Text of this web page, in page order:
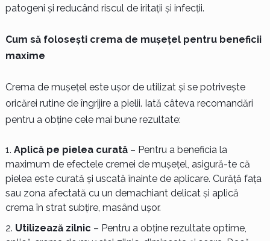
patogeni și reducând riscul de iritații și infecții.
Cum să folosești crema de mușețel pentru beneficii
maxime
Crema de mușețel este ușor de utilizat și se potrivește
oricărei rutine de îngrijire a pielii. Iată câteva recomandări
pentru a obține cele mai bune rezultate:
Aplică pe pielea curată– Pentru a beneficia la
maximum de efectele cremei de mușețel, asigură-te că
pielea este curată și uscată înainte de aplicare. Curăță fața
sau zona afectată cu un demachiant delicat și aplică
crema în strat subțire, masând ușor.
Utilizează zilnic – Pentru a obține rezultate optime,